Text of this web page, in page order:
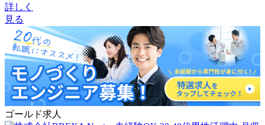
詳しく
見る
ゴールド求人